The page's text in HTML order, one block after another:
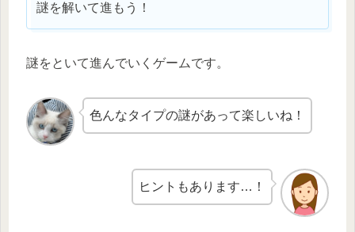
謎を解いて進もう！
謎をといて進んでいくゲームです。
色んなタイプの謎があって楽しいね！
ヒントもあります…！